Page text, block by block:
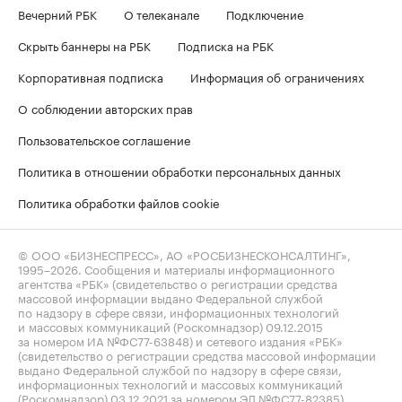
Вечерний РБК
О телеканале
Подключение
Скрыть баннеры на РБК
Подписка на РБК
Корпоративная подписка
Информация об ограничениях
О соблюдении авторских прав
Пользовательское соглашение
Политика в отношении обработки персональных данных
Политика обработки файлов cookie
© ООО «БИЗНЕСПРЕСС», АО «РОСБИЗНЕСКОНСАЛТИНГ»,
1995–2026 . Сообщения и материалы информационного
агентства «РБК» (свидетельство о регистрации средства
массовой информации выдано Федеральной службой
по надзору в сфере связи, информационных технологий
и массовых коммуникаций (Роскомнадзор) 09.12.2015
за номером ИА №ФС77-63848) и сетевого издания «РБК»
(свидетельство о регистрации средства массовой информации
выдано Федеральной службой по надзору в сфере связи,
информационных технологий и массовых коммуникаций
(Роскомнадзор) 03.12.2021 за номером ЭЛ №ФС77-82385)